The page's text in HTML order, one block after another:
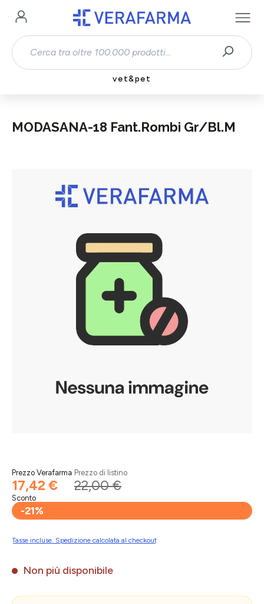
Passa al contenuto principale
vet&pet
MODASANA-18 Fant.Rombi Gr/Bl.M
Prezzo Verafarma
17,42 €
Prezzo di listino
22,00 €
Sconto
-21%
Tasse incluse. Spedizione calcolata al checkout
Non più disponibile